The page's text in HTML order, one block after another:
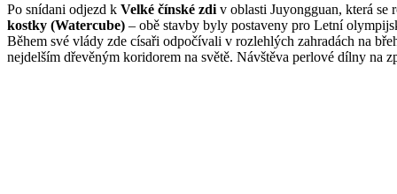
Po snídani odjezd k Velké čínské zdi v oblasti Juyongguan, která se
kostky (Watercube) – obě stavby byly postaveny pro Letní
Během své vlády zde císaři odpočívali v rozlehlých zahradách na
nejdelším dřevěným koridorem na světě. Návštěva perlové dílny na